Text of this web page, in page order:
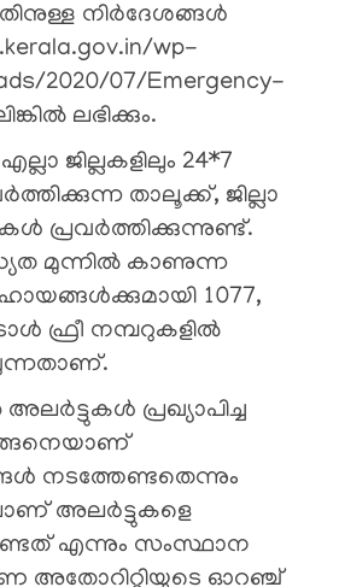
നിർദേശങ്ങൾ
wp-
2020/07/Emergency-
ലഭിക്കും.
ജില്ലകളിലും 24*7
താലൂക്ക്, ജില്ലാ
പ്രവർത്തിക്കുന്നുണ്ട്.
മുന്നിൽ കാണുന്ന
1077,
ഫ്രീ നമ്പറുകളിൽ
പ്രഖ്യാപിച്ച
നടത്തേണ്ടതെന്നും
അലർട്ടുകളെ
എന്നും സംസ്ഥാന
അതോറിറ്റിയുടെ ഓറഞ്ച്